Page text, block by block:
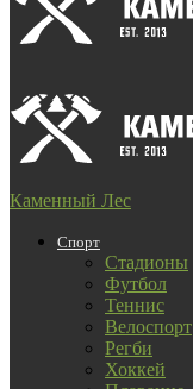
Каменный Лес
Спорт
Стадионы
Футбол
Теннис
Велоспорт
Регби
Хоккей